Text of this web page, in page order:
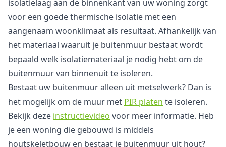
isolatielaag aan de binnenkant van uw woning zorgt
voor een goede thermische isolatie met een
aangenaam woonklimaat als resultaat. Afhankelijk van
het materiaal waaruit je buitenmuur bestaat wordt
bepaald welk isolatiemateriaal je nodig hebt om de
buitenmuur van binnenuit te isoleren.
Bestaat uw buitenmuur alleen uit metselwerk? Dan is
het mogelijk om de muur met PIR platen te isoleren.
Bekijk deze instructievideo voor meer informatie. Heb
je een woning die gebouwd is middels
houtskeletbouw en bestaat je buitenmuur uit hout?